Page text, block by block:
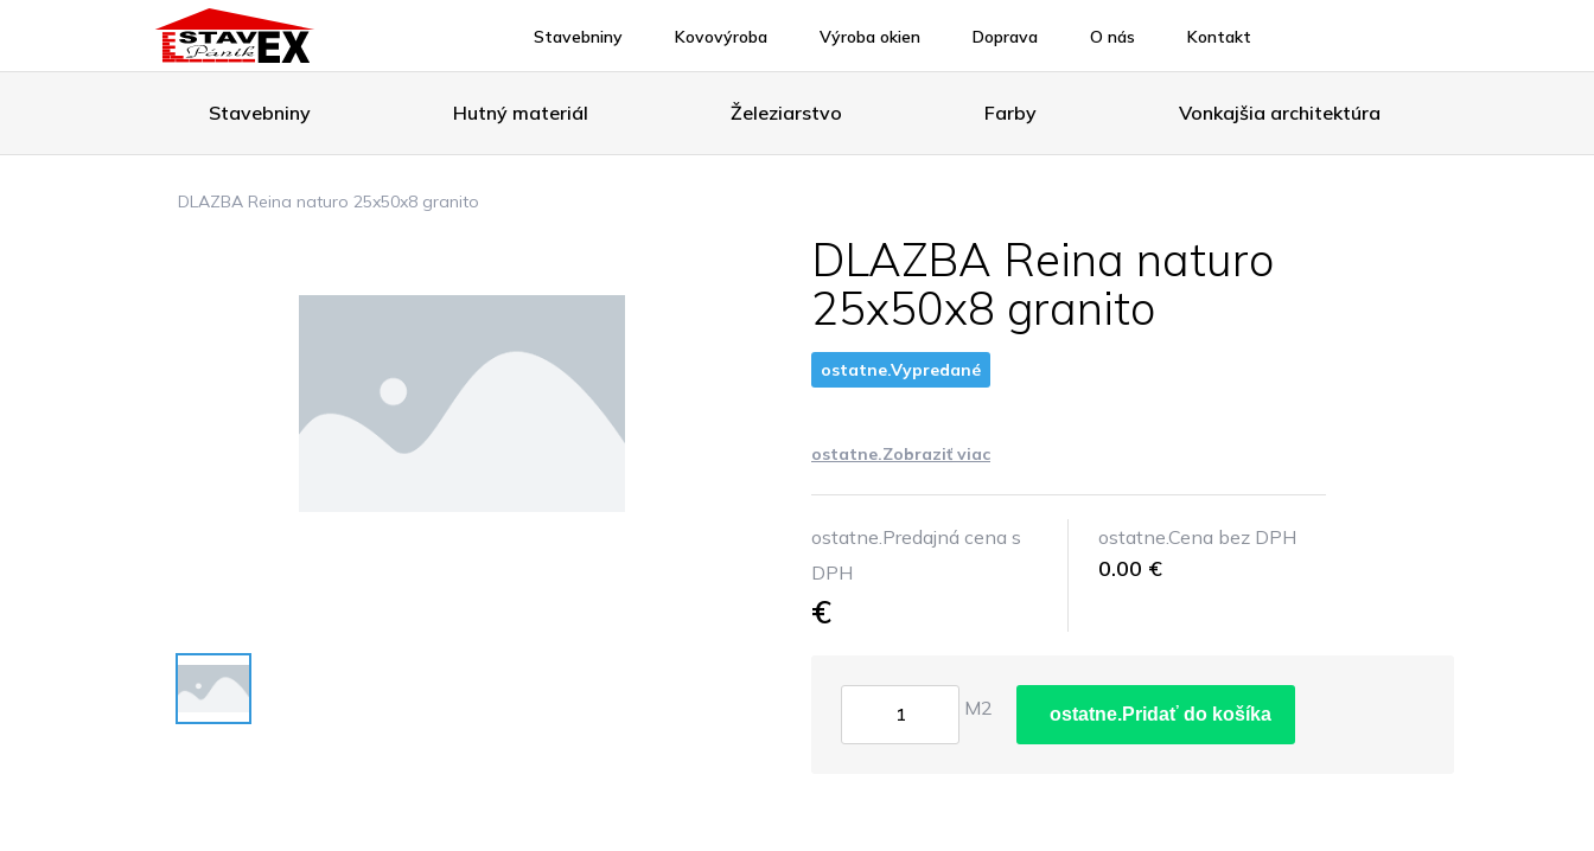
Stavebniny Kovovýroba Výroba okien Doprava O nás Kontakt
Stavebniny Hutný materiál Železiarstvo Farby Vonkajšia architektúra
DLAZBA Reina naturo 25x50x8 granito
DLAZBA Reina naturo
25x50x8 granito
ostatne.Vypredané
ostatne.Zobraziť viac
ostatne.Predajná cena s
DPH
€
ostatne.Cena bez DPH
0.00 €
M2 ostatne.Pridať do košíka